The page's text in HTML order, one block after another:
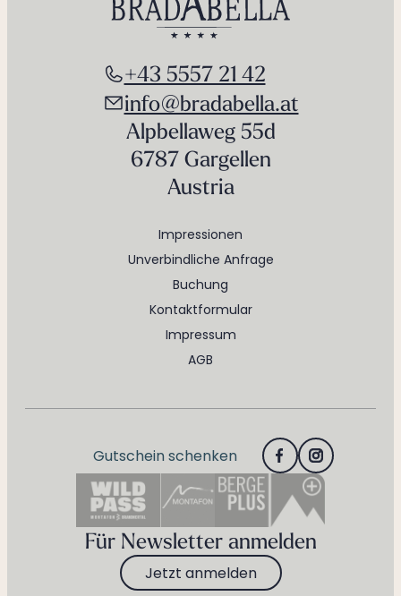
Impressionen
Unverbindliche Anfrage
Buchung
Kontaktformular
Impressum
AGB
+43 5557 21 42
info@bradabella.at
Alpbellaweg 55d
6787 Gargellen
Austria
Gutschein schenken
Für Newsletter anmelden
Jetzt anmelden